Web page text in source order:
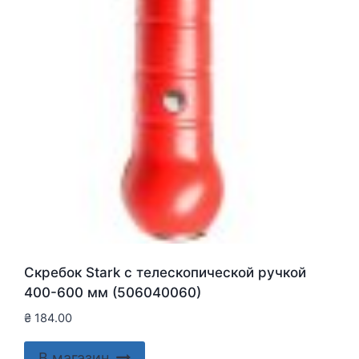
Скребок Stark с телескопической ручкой
400-600 мм (506040060)
₴ 184.00